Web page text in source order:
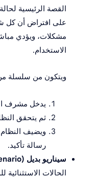
على افتراض أن كل
مشكلات، ويؤدي
الاستخدام.
ويتكون من سلسلة
يدخل مشرف
ثم يتحقق
ويضيف النظام
رسالة تأكيد.
سيناريو بديل (Alternatives Scenario): ,
الحالات